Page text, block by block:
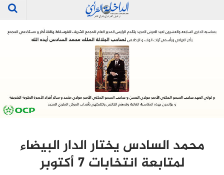
محمد السادس يختار الدار البيضاء
لمتابعة انتخابات 7 أكتوبر